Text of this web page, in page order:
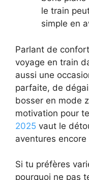
le train
simple en
Parlant de
voyage en train
aussi une
parfaite, de
bosser en mode
motivation pour
2025 vaut le
aventures encore
Si tu préfères
pourquoi ne pas